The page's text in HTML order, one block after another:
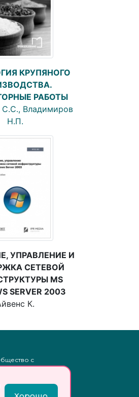
КРУПЯНОГО
РАБОТЫ
С.С., Владимиров
Н.П.
УПРАВЛЕНИЕ И
СЕТЕВОЙ
MS
SERVER 2003
К.
с